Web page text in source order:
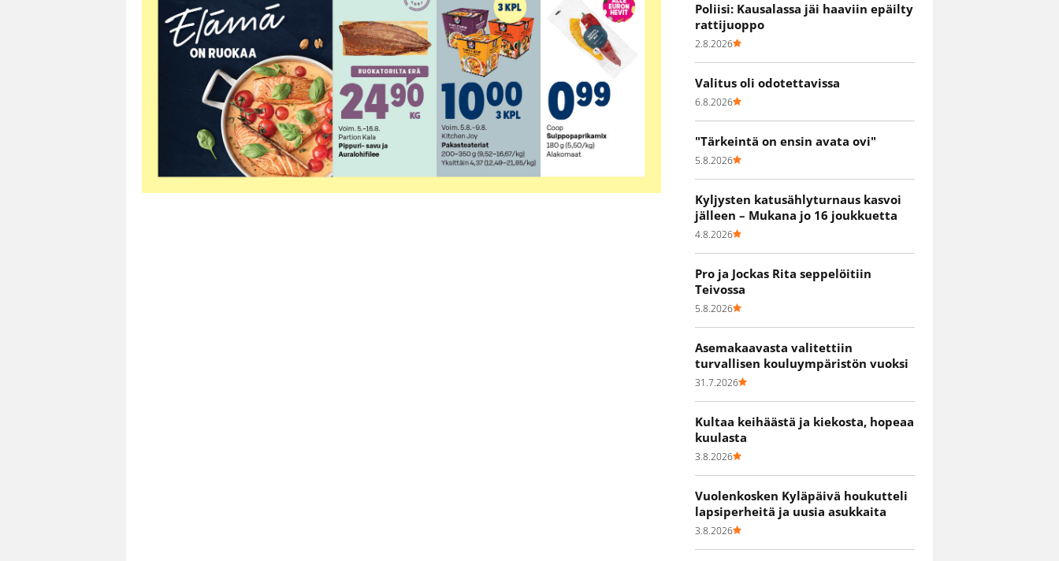
Poliisi: Kausalassa jäi haaviin epäilty
rattijuoppo
2.8.2026
Valitus oli odotettavissa
6.8.2026
"Tärkeintä on ensin avata ovi"
5.8.2026
Kyljysten katusählyturnaus kasvoi
jälleen – Mukana jo 16 joukkuetta
4.8.2026
Pro ja Jockas Rita seppelöitiin
Teivossa
5.8.2026
Asemakaavasta valitettiin
turvallisen kouluympäristön vuoksi
31.7.2026
Kultaa keihäästä ja kiekosta, hopeaa
kuulasta
3.8.2026
Vuolenkosken Kyläpäivä houkutteli
lapsiperheitä ja uusia asukkaita
3.8.2026